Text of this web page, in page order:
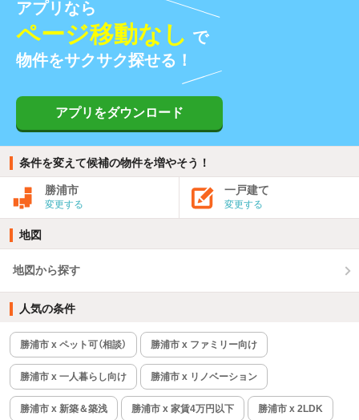
アプリなら
ページ移動なし で
物件をサクサク探せる！
アプリをダウンロード
条件を変えて候補の物件を増やそう！
勝浦市
変更する
一戸建て
変更する
地図
地図から探す
人気の条件
勝浦市 x ペット可（相談） 勝浦市 x ファミリー向け
勝浦市 x 一人暮らし向け 勝浦市 x リノベーション
勝浦市 x 新築＆築浅 勝浦市 x 家賃4万円以下 勝浦市 x 2LDK